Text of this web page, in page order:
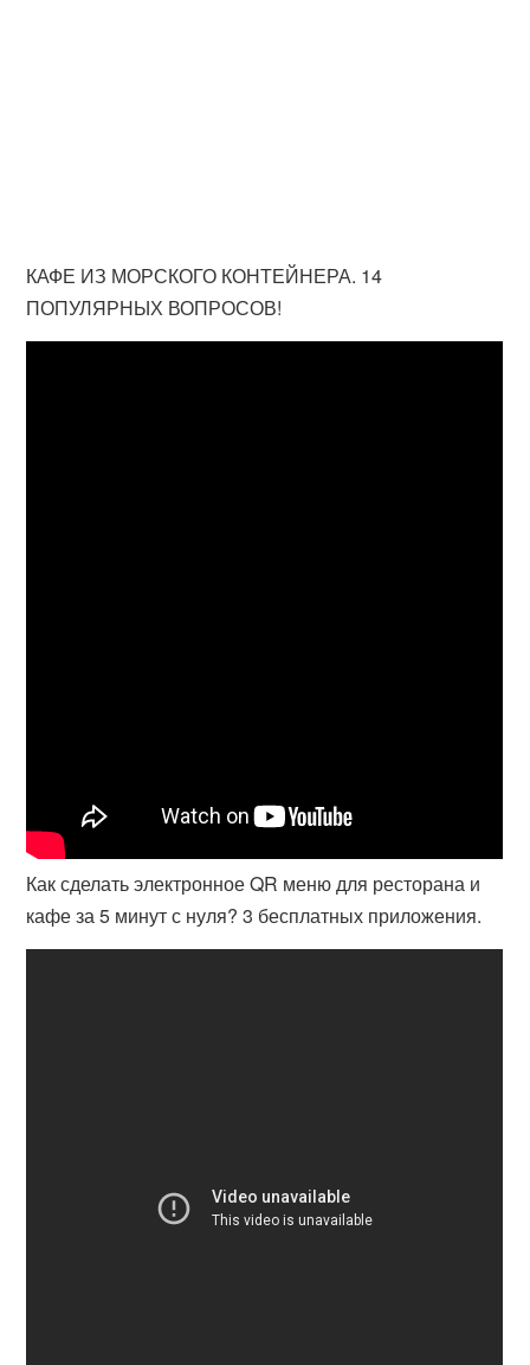
КАФЕ ИЗ МОРСКОГО КОНТЕЙНЕРА. 14
ПОПУЛЯРНЫХ ВОПРОСОВ!
Как сделать электронное QR меню для ресторана и
кафе за 5 минут с нуля? 3 бесплатных приложения.